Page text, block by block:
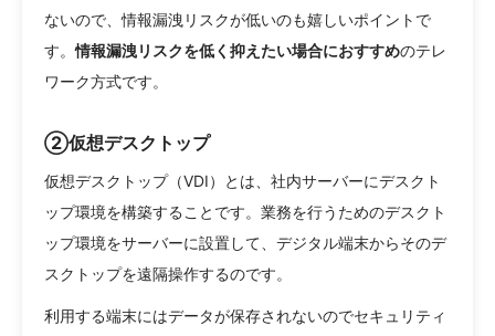
ないので、情報漏洩リスクが低いのも嬉しいポイントで
す。情報漏洩リスクを低く抑えたい場合におすすめのテレ
ワーク方式です。
②仮想デスクトップ
仮想デスクトップ（VDI）とは、社内サーバーにデスクト
ップ環境を構築することです。業務を行うためのデスクト
ップ環境をサーバーに設置して、デジタル端末からそのデ
スクトップを遠隔操作するのです。
利用する端末にはデータが保存されないのでセキュリティ